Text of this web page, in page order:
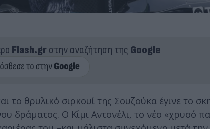
Flash.grστην αναζήτηση της Google
το θρυλικό σιρκουί της Σουζούκα έγινε το
δράματος. Ο Κίμι Αντονέλι, το νέο «χρυσό